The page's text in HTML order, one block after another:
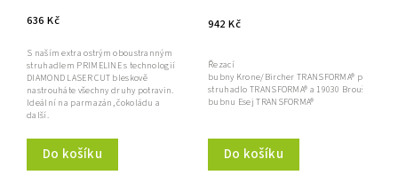
636 Kč
Do košíku
S naším extra ostrým oboustranným
struhadlem PRIMELINE s technologií
DIAMOND LASER CUT bleskově
nastrouháte všechny druhy potravin.
Ideální na parmazán, čokoládu a
další.
942 Kč
Do košíku
Řezací
bubny Krone/Bircher TRANSFORMA® pro
struhadlo TRANSFORMA® a 19030 Broušení
bubnu Esej TRANSFORMA®